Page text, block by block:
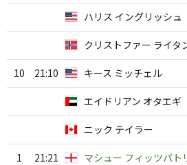
ハリス イングリッシュ
クリストファー ライタ
10 21:10 キース ミッチェル
エイドリアン オタエギ
ニック テイラー
1 21:21 マシュー フィッツパト